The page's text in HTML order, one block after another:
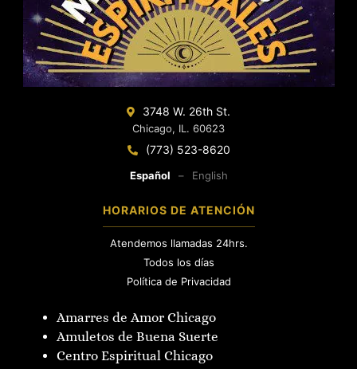
3748 W. 26th St.
Chicago, IL. 60623
(773) 523-8620
Español – English
HORARIOS DE ATENCIÓN
Atendemos llamadas 24hrs.
Todos los días
Política de Privacidad
Amarres de Amor Chicago
Amuletos de Buena Suerte
Centro Espiritual Chicago